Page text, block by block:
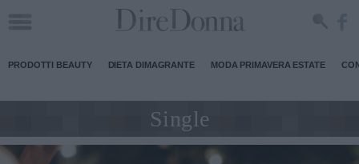
PRODOTTI BEAUTY DIETA DIMAGRANTE MODA PRIMAVERA ESTATE
Single